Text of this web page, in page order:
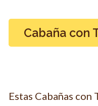
Cabaña con
Estas Cabañas